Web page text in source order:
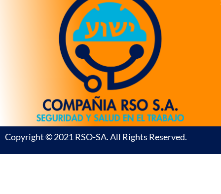
Copyright © 2021 RSO-SA. All Rights Reserved.